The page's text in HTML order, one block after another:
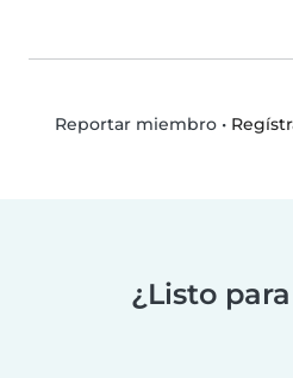
Reportar miembro•
¿Listo